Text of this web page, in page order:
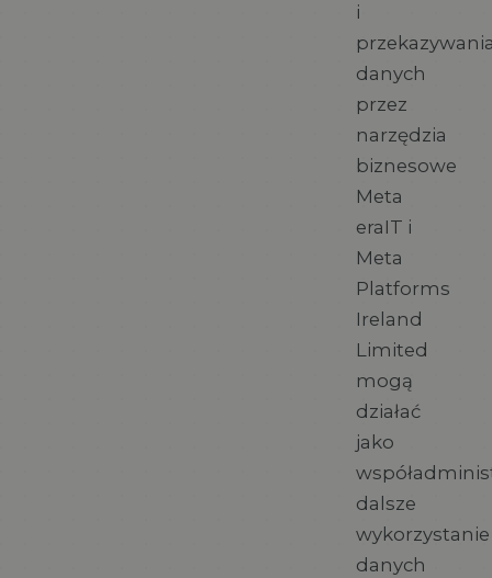
i
danych
przez
narzędzia
biznesowe
Meta
eraIT i
Meta
Platforms
Ireland
Limited
mogą
działać
jako
dalsze
wykorzystanie
danych